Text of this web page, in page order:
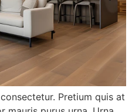
Pretium quis at